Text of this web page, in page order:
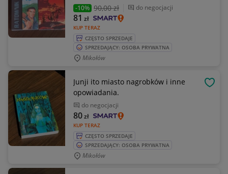
-10% 90,00 zł do negocjacji
KUP TERAZ
81 zł
CZĘSTO SPRZEDAJE
SPRZEDAJĄCY: OSOBA PRYWATNA
Mikołów
Junji ito miasto nagrobków i inne
opowiadania.
do negocjacji
KUP TERAZ
80zł
CZĘSTO SPRZEDAJE
SPRZEDAJĄCY: OSOBA PRYWATNA
Mikołów